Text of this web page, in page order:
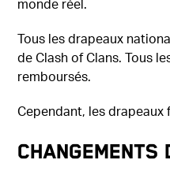
monde réel.
Tous les drapeaux
de Clash of Clans. Tous
remboursés.
Cependant, les